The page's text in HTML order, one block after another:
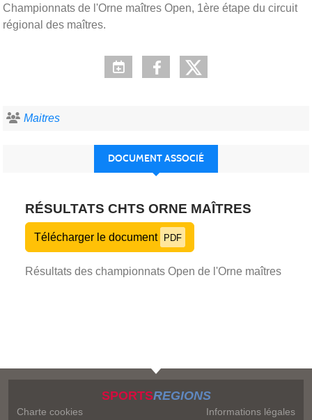
Championnats de l'Orne maîtres Open, 1ère étape du circuit
régional des maîtres.
Maitres
DOCUMENT ASSOCIÉ
RÉSULTATS CHTS ORNE MAÎTRES
Télécharger le document PDF
Résultats des championnats Open de l'Orne maîtres
SPORTSREGIONS
Charte cookies Informations légales